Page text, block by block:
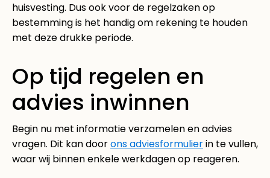
huisvesting. Dus ook voor de regelzaken op
bestemming is het handig om rekening te houden
met deze drukke periode.
Op tijd regelen en
advies inwinnen
Begin nu met informatie verzamelen en advies
vragen. Dit kan doorons adviesformulierin te vullen,
waar wij binnen enkele werkdagen op reageren.